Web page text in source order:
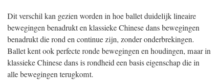
Dit verschil kan gezien worden in hoe ballet duidelijk lineaire
bewegingen benadrukt en klassieke Chinese dans bewegingen
benadrukt die rond en continue zijn, zonder onderbrekingen.
Ballet kent ook perfecte ronde bewegingen en houdingen, maar in
klassieke Chinese dans is rondheid een basis eigenschap die in
alle bewegingen terugkomt.